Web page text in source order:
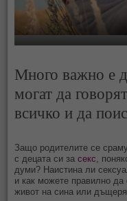
Много важно е
могат да
всичко и да
Защо родителите се
с децата си засекс ,
думи? Наистина ли
и как можете правилно
живот на сина или